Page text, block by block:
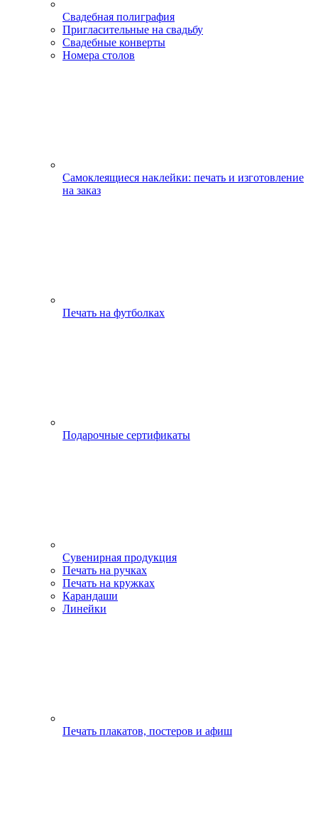
Свадебная полиграфия
Пригласительные на свадьбу
Свадебные конверты
Номера столов
Самоклеящиеся наклейки: печать и изготовление
на заказ
Печать на футболках
Подарочные сертификаты
Сувенирная продукция
Печать на ручках
Печать на кружках
Карандаши
Линейки
Печать плакатов, постеров и афиш